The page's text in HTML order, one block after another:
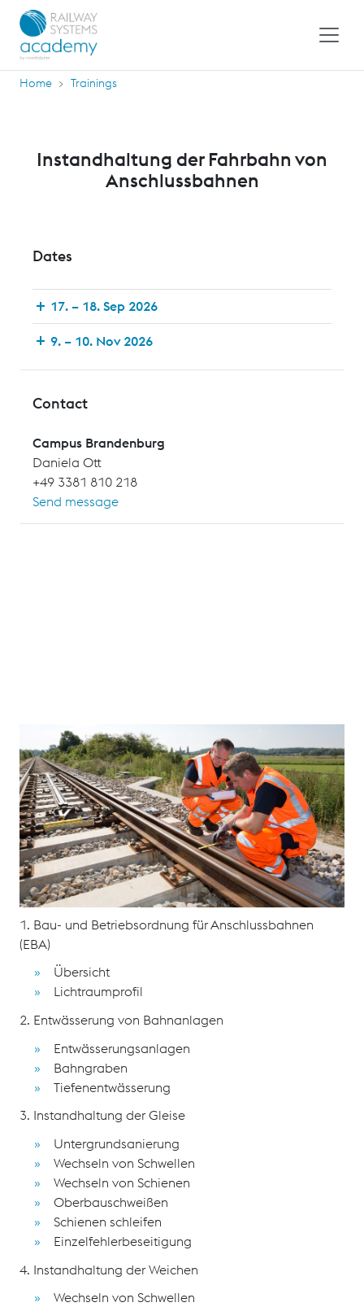
Home Trainings
Instandhaltung der Fahrbahn von
Anschlussbahnen
Dates
17. – 18. Sep 2026
9. – 10. Nov 2026
Contact
Campus Brandenburg
Daniela Ott
+49 3381 810 218
Send message
Das Seminar vermittelt grundlegende Kenntnisse zur
Instandhaltung von Bahnanlagen in Anschlussbahnen.
Ziel ist es, Wege zu zeigen, die Qualität und
Wirtschaftlichkeit Ihrer Bauprozesse in
Anschlussbahnen zu erhöhen.
Schulungsinhalte
1. Bau- und Betriebsordnung für Anschlussbahnen
(EBA)
Übersicht
Lichtraumprofil
2. Entwässerung von Bahnanlagen
Entwässerungsanlagen
Bahngraben
Tiefenentwässerung
3. Instandhaltung der Gleise
Untergrundsanierung
Wechseln von Schwellen
Wechseln von Schienen
Oberbauschweißen
Schienen schleifen
Einzelfehlerbeseitigung
4. Instandhaltung der Weichen
Wechseln von Schwellen